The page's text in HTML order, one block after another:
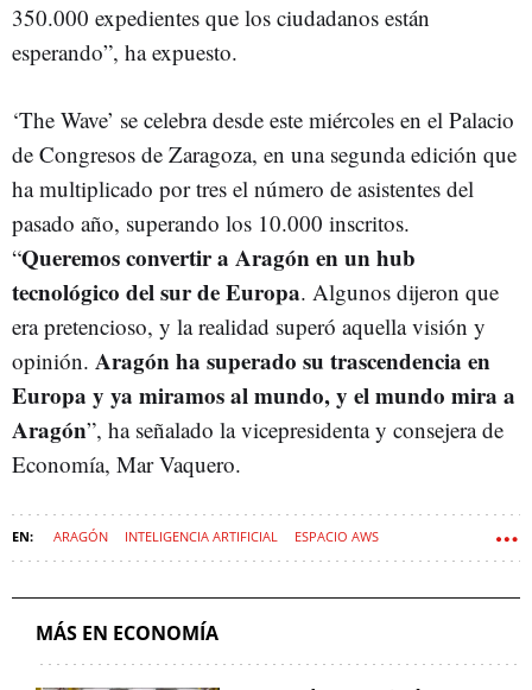
350.000 expedientes que los ciudadanos están
esperando”, ha expuesto.
‘The Wave’ se celebra desde este miércoles en el Palacio
de Congresos de Zaragoza, en una segunda edición que
ha multiplicado por tres el número de asistentes del
pasado año, superando los 10.000 inscritos.
“Queremos convertir a Aragón en un hub
tecnológico del sur de Europa. Algunos dijeron que
era pretencioso, y la realidad superó aquella visión y
opinión. Aragón ha superado su trascendencia en
Europa y ya miramos al mundo, y el mundo mira a
Aragón”, ha señalado la vicepresidenta y consejera de
Economía, Mar Vaquero.
ARAGÓN INTELIGENCIA ARTIFICIAL ESPACIO AWS
MÁS EN ECONOMÍA